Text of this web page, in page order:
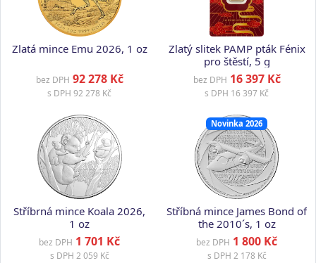
Zlatá mince Emu 2026, 1 oz
bez DPH 92 278 Kč
s DPH 92 278 Kč
Zlatý slitek PAMP pták Fénix
pro štěstí, 5 g
bez DPH 16 397 Kč
s DPH 16 397 Kč
Stříbrná mince Koala 2026,
1 oz
bez DPH 1 701 Kč
s DPH 2 059 Kč
Novinka 2026
Stříbná mince James Bond of
the 2010´s, 1 oz
bez DPH 1 800 Kč
s DPH 2 178 Kč